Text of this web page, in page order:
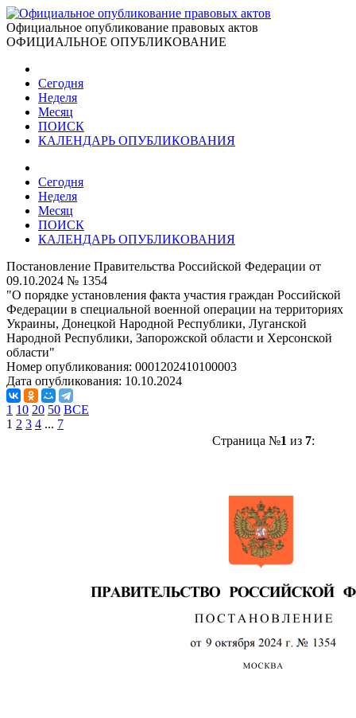
Официальное опубликование правовых актов
ОФИЦИАЛЬНОЕ ОПУБЛИКОВАНИЕ
Сегодня
Неделя
Месяц
ПОИСК
КАЛЕНДАРЬ ОПУБЛИКОВАНИЯ
Сегодня
Неделя
Месяц
ПОИСК
КАЛЕНДАРЬ ОПУБЛИКОВАНИЯ
Постановление Правительства Российской Федерации от
09.10.2024 № 1354
"О порядке установления факта участия граждан Российской
Федерации в специальной военной операции на территориях
Украины, Донецкой Народной Республики, Луганской
Народной Республики, Запорожской области и Херсонской
области"
Номер опубликования: 0001202410100003
Дата опубликования: 10.10.2024
1 10 20 50 ВСЕ
1 2 3 4 ... 7
Страница №1 из 7: